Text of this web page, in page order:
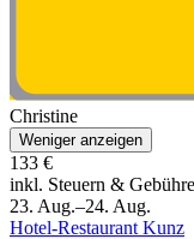
Christine
Weniger anzeigen
133 €
inkl. Steuern &
23. Aug.–24. Aug.
Hotel-Restaurant Kunz